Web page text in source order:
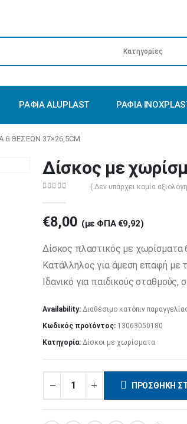
ΡΆΦΙΑ ALUPLAST ΡΆΦΙΑ
ΘΈΣΕΩΝ 37×26,5CM
Δίσκος με
( Δεν υπάρχει καμία
€8,00 (με ΦΠΑ €9,92)
Δίσκος πλαστικός με χωρίσματα
Κατάλληλος για άμεση επαφή με
Ιδανικό για παιδικούς σταθμούς,
Availability: Διαθέσιμο κατόπιν
Κωδικός προϊόντος: 13063050180
Κατηγορία: Δίσκοι με χωρίσματα
ΠΡΟΣΘΉΚΗ